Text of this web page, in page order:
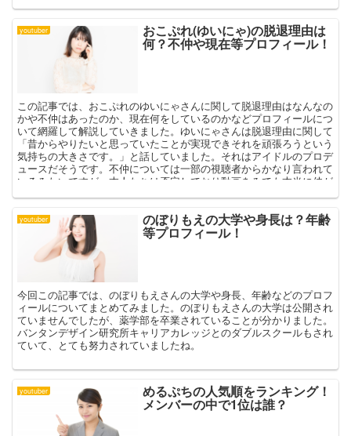
youtuber おこぷれ(ゆいにゃ)の脱退理由は
何？不仲や現在等プロフィール！
この記事では、おこぷれのゆいにゃさんに関して脱退理由はなんなの
かや不仲はあったのか、現在何をしているのかなどプロフィールにつ
いて網羅して解説していきました。ゆいにゃさんは脱退理由に関して
「昔からやりたいと思っていたことが実現できそれを頑張ろうという
気持ちの大きさです。」と話していました。それはアイドルのプロデ
ュースだそうです。不仲については一部の視聴者からかなり言われて
いるみたいですが、本人たちは否定しており動画をみても本当に仲が
youtuber のぼりもえの大学や身長は？年齢
等プロフィール！
今回この記事では、のぼりもえさんの大学や身長、年齢などのプロフ
ィールについてまとめてみました。のぼりもえさんの大学は公開され
ていませんでしたが、薬学部を卒業されていることが分かりました。
バンタンデザイン研究所キャリアカレッジとのダブルスクールもされ
ていて、とても努力されていましたね。
youtuber めるぷちの人気順をランキング！
メンバーの中で1位は誰？